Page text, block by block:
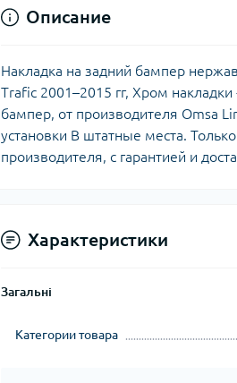
Описание
Накладка на задний бампер
Trafic 2001–2015 гг, Хром
бампер, от производителя Omsa
установки В штатные места.
производителя, с гарантией и
Характеристики
Загальні
Категории товара